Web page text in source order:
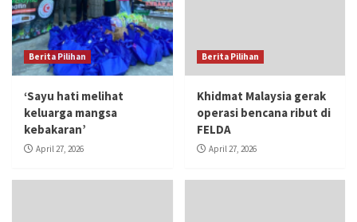
Berita Pilihan
‘Sayu hati melihat
keluarga mangsa
kebakaran’
April 27, 2026
Berita Pilihan
Khidmat Malaysia gerak
operasi bencana ribut di
FELDA
April 27, 2026